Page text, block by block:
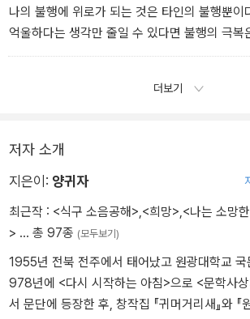
나의 불행에 위로가 되는 것은 타인의 불행뿐이
억울하다는 생각만 줄일 수 있다면 불행의 극복
더보기
저자 소개
지은이: 양귀자
최근작 : <식구 소음공해>,<희망>,<나는 소망
> … 총 97종 (모두보기)
1955년 전북 전주에서 태어났고 원광대학교 국
978년에 <다시 시작하는 아침>으로 <문학사
서 문단에 등장한 후, 창작집 『귀머거리새』와 『